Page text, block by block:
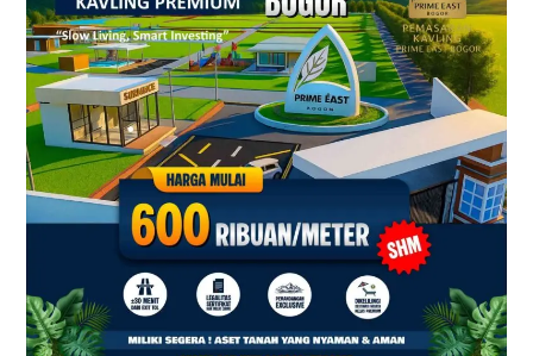
Kavling
Villa
SHM
Nempel
Jalan
Puncak
2